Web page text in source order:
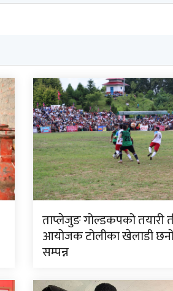
ताप्लेजुङ गोल्डकपको तयारी
आयोजक टोलीका खेलाडी
सम्पन्न